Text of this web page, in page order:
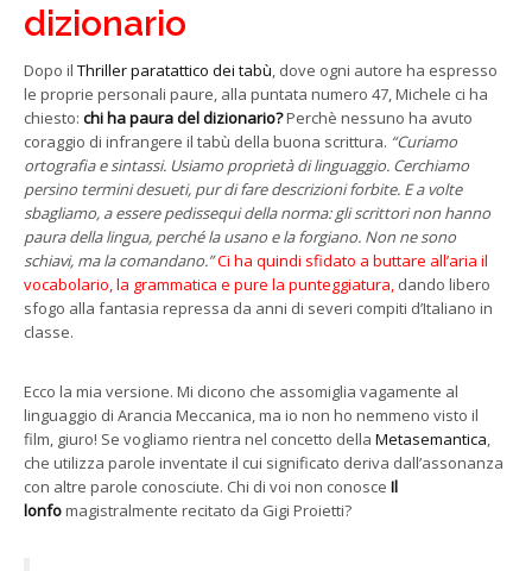
dizionario
Dopo il Thriller paratattico dei tabù, dove ogni autore ha espresso
le proprie personali paure, alla puntata numero 47, Michele ci ha
chiesto: chi ha paura del dizionario?Perchè nessuno ha avuto
coraggio di infrangere il tabù della buona scrittura. “Curiamo
ortografia e sintassi. Usiamo proprietà di linguaggio. Cerchiamo
persino termini desueti, pur di fare descrizioni forbite. E a volte
sbagliamo, a essere pedissequi della norma: gli scrittori non hanno
paura della lingua, perché la usano e la forgiano. Non ne sono
schiavi, ma la comandano.”Ci ha quindi sfidato a buttare all’aria il
vocabolario, la grammatica e pure la punteggiatura, dando libero
sfogo alla fantasia repressa da anni di severi compiti d’Italiano in
classe.
Ecco la mia versione. Mi dicono che assomiglia vagamente al
linguaggio di Arancia Meccanica, ma io non ho nemmeno visto il
film, giuro! Se vogliamo rientra nel concetto della Metasemantica,
che utilizza parole inventate il cui significato deriva dall’assonanza
con altre parole conosciute. Chi di voi non conosce Il
lonfomagistralmente recitato da Gigi Proietti?